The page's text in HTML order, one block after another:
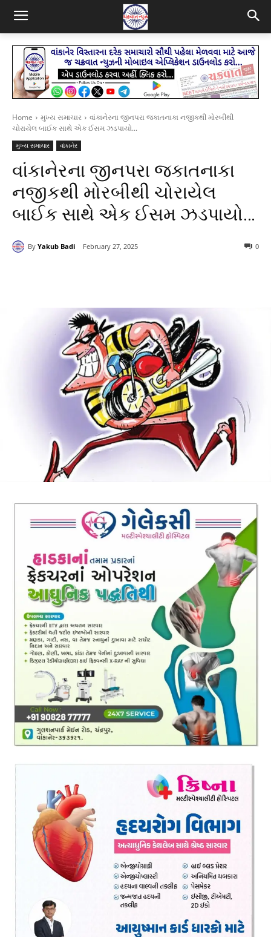
Home મુખ્ય સમાચાર
વાંકાનેરના જીનપરા જકાતનાકા નજીકથી મોરબીથી
ચોરાયેલ બાઈક સાથે એક ઈસમ ઝડપાયો...
મુખ્ય સમાચાર વાંકાનેર
વાંકાનેરના જીનપરા જકાતનાકા
નજીકથી મોરબીથી ચોરાયેલ
બાઈક સાથે એક ઈસમ ઝડપાયો…
By Yakub Badi February 27, 2025 0